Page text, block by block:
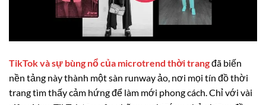
TikTok và sự bùng nổ của microtrend thời trangđã biến
nền tảng này thành một sàn runway ảo, nơi mọi tín đồ thời
trang tìm thấy cảm hứng để làm mới phong cách. Chỉ với vài